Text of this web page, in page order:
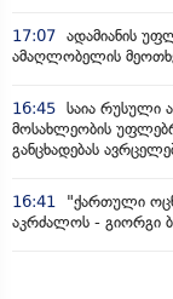
17:07 ადამიანის
ამაღლობელის
16:45 საია რუსული
მოსახლეობის
განცხადებას
16:41
"ქართული
აკრძალოს - გიორგი